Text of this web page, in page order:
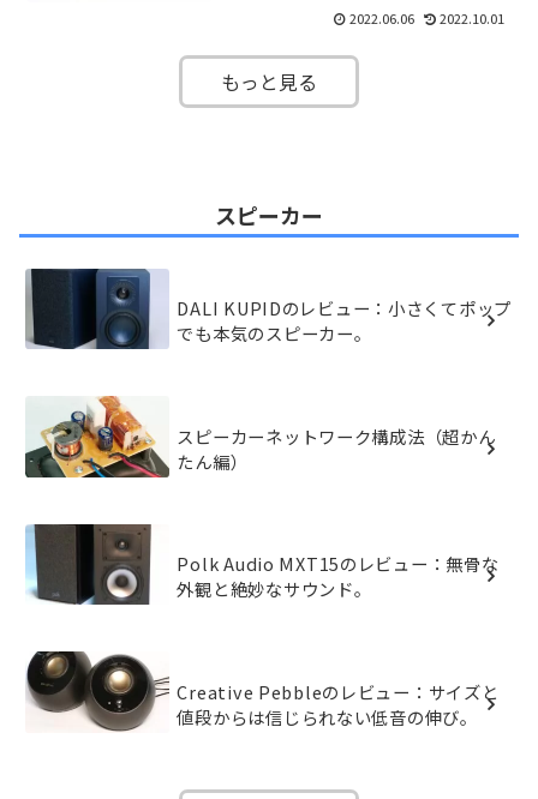
2022.06.06 2022.10.01
もっと見る
スピーカー
DALI KUPIDのレビュー：小さくてポップ
でも本気のスピーカー。
スピーカーネットワーク構成法（超かん
たん編）
Polk Audio MXT15のレビュー：無骨な
外観と絶妙なサウンド。
Creative Pebbleのレビュー：サイズと
値段からは信じられない低音の伸び。